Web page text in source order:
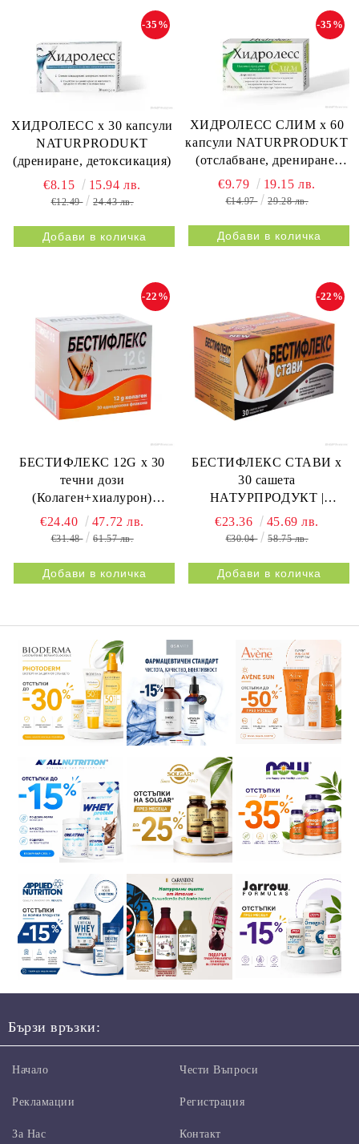
ХИДРОЛЕСС х 30 капсули
NATURPRODUKT
(дрениране, детоксикация)
-35%
€8.15 15.94 лв.
€12.49 24.43 лв.
ХИДРОЛЕСС СЛИМ х 60
капсули NATURPRODUKT
(отслабване, дрениране,
метаболизъм)
-35%
€9.79 19.15 лв.
€14.97 29.28 лв.
БЕСТИФЛЕКС 12G х 30
течни дози
(Колаген+хиалурон)
НАТУРПРОДУКТ |
BESTIFLEX 12G 30s
-22%
€24.40 47.72 лв.
€31.48 61.57 лв.
БЕСТИФЛЕКС СТАВИ х
30 сашета
НАТУРПРОДУКТ |
BESTIFLEX JOINTS 30s
NATURPRODUKT
-22%
€23.36 45.69 лв.
€30.04 58.75 лв.
Бързи връзки:
Начало
Рекламации
За Нас
Чести Въпроси
Регистрация
Контакт